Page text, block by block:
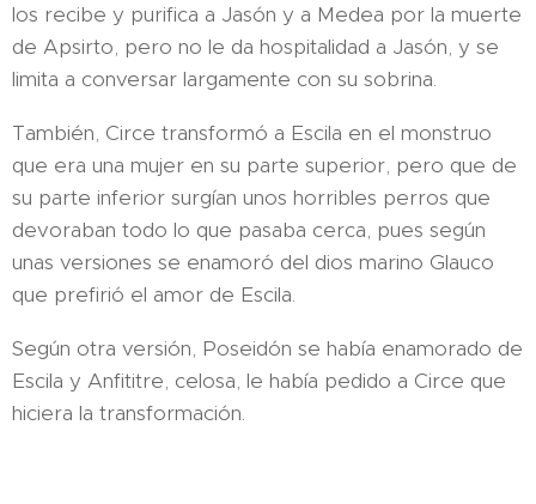
los recibe y purifica a Jasón y a Medea por la muerte
de Apsirto, pero no le da hospitalidad a Jasón, y se
limita a conversar largamente con su sobrina.
También, Circe transformó a Escila en el monstruo
que era una mujer en su parte superior, pero que de
su parte inferior surgían unos horribles perros que
devoraban todo lo que pasaba cerca, pues según
unas versiones se enamoró del dios marino Glauco
que prefirió el amor de Escila.
Según otra versión, Poseidón se había enamorado de
Escila y Anfititre, celosa, le había pedido a Circe que
hiciera la transformación.